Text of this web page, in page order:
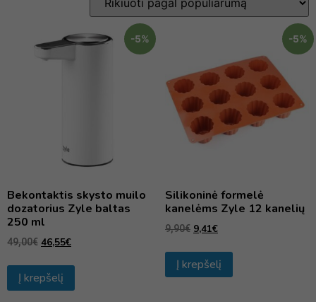
-5%
Bekontaktis skysto muilo
dozatorius Zyle baltas
250 ml
49,00€ 46,55€
Į krepšelį
-5%
Silikoninė formelė
kanelėms Zyle 12 kanelių
9,90€ 9,41€
Į krepšelį